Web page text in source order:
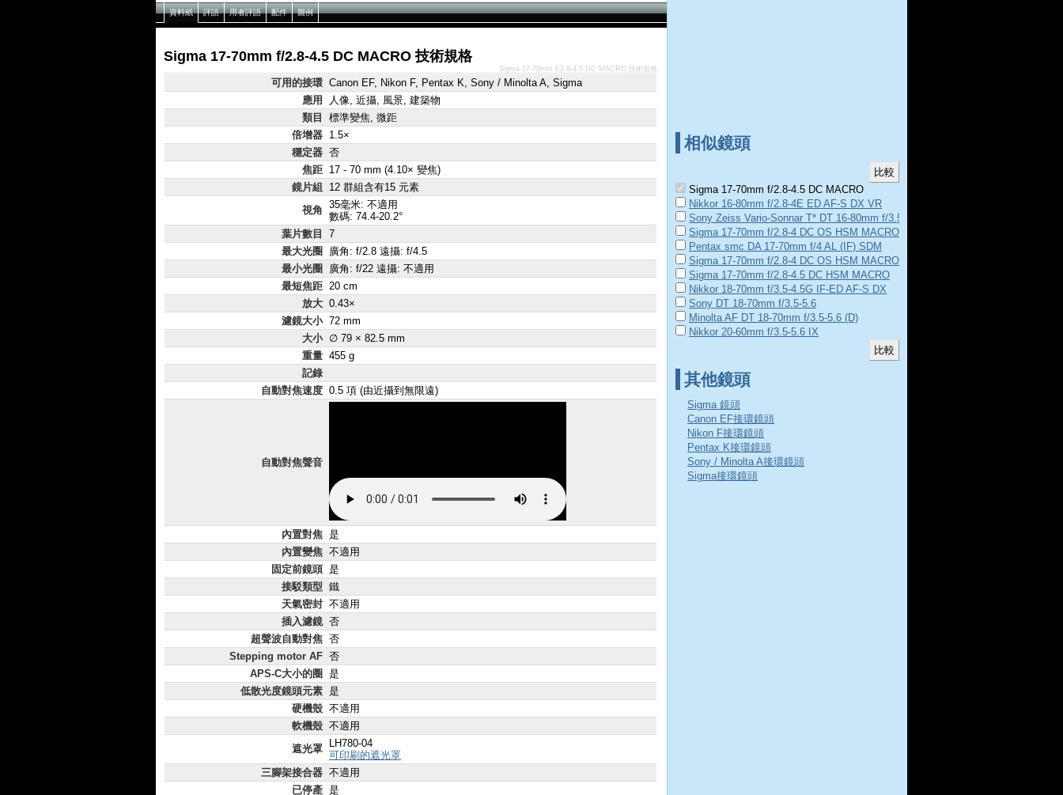
資料紙 評語 用者評語 配件 圖例
Sigma 17-70mm f/2.8-4.5 DC MACRO 技術規格
可用的接環 Canon EF, Nikon F, Pentax K, Sony / Minolta A, Sigma
應用
人像, 近攝, 風景, 建築物
類目
標準變焦, 微距
倍增器 1.5×
穩定器 否
焦距 17 - 70 mm (4.10× 變焦)
鏡片組
12 群組含有15 元素
視角 35毫米: 不適用
數碼: 74.4-20.2°
葉片數目
7
最大光圈
廣角: f/2.8 遠攝: f/4.5
最小光圈
廣角: f/22 遠攝: 不適用
最短焦距 20 cm
放大 0.43×
濾鏡大小 72 mm
大小 ∅ 79 × 82.5 mm
重量 455 g
記錄
自動對焦速度 0.5 項 (由近攝到無限遠)
自動對焦聲音
內置對焦 是
內置變焦 不適用
固定前鏡頭 是
接駁類型 鐵
天氣密封 不適用
插入濾鏡 否
超聲波自動對焦 否
Stepping motor AF 否
APS-C大小的圈
是
低散光度鏡頭元素 是
硬機殼 不適用
軟機殼 不適用
遮光罩
LH780-04
可印刷的遮光罩
三腳架接合器 不適用
已停產 是
Sigma 17-70mm f/2.8-4.5 DC MACRO 技術規格
相似鏡頭
Sigma 17-70mm f/2.8-4.5 DC MACRO
Nikkor 16-80mm f/2.8-4E ED AF-S DX VR
Sony Zeiss Vario-Sonnar T* DT 16-80mm f/3.5-4.5 ZA
Sigma 17-70mm f/2.8-4 DC OS HSM MACRO
Pentax smc DA 17-70mm f/4 AL (IF) SDM
Sigma 17-70mm f/2.8-4 DC OS HSM MACRO C
Sigma 17-70mm f/2.8-4.5 DC HSM MACRO
Nikkor 18-70mm f/3.5-4.5G IF-ED AF-S DX
Sony DT 18-70mm f/3.5-5.6
Minolta AF DT 18-70mm f/3.5-5.6 (D)
Nikkor 20-60mm f/3.5-5.6 IX
其他鏡頭
Sigma 鏡頭
Canon EF接環鏡頭
Nikon F接環鏡頭
Pentax K接環鏡頭
Sony / Minolta A接環鏡頭
Sigma接環鏡頭